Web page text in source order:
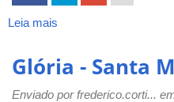
Leia mais
-
Santa
Mônica
Glória - Santa
Enviado porfrederico.corti...